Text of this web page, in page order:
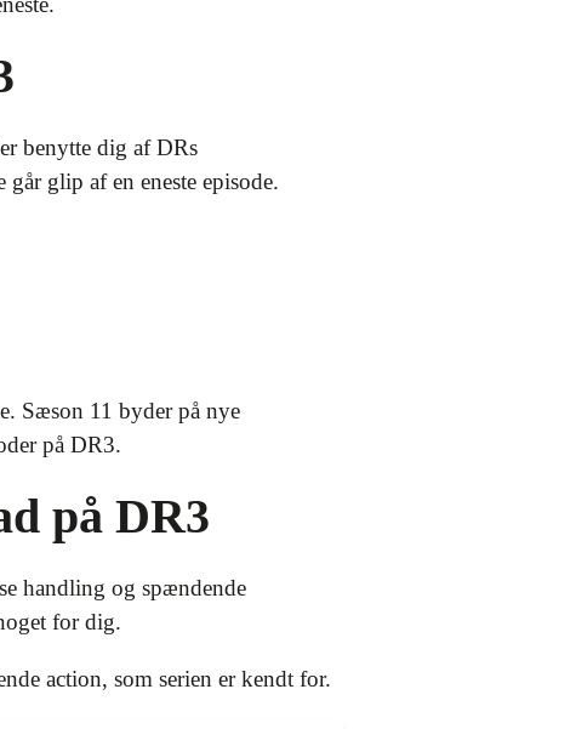
benytte dig af DRs
glip af en eneste episode.
Sæson 11 byder på nye
på DR3.
på DR3
handling og spændende
for dig.
action, som serien er kendt for.